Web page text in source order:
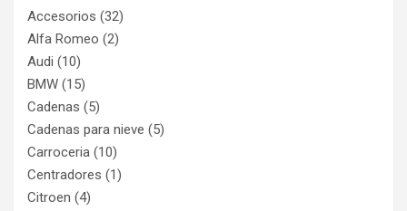
Accesorios (32)
Alfa Romeo (2)
Audi (10)
BMW (15)
Cadenas (5)
Cadenas para nieve (5)
Carroceria (10)
Centradores (1)
Citroen (4)